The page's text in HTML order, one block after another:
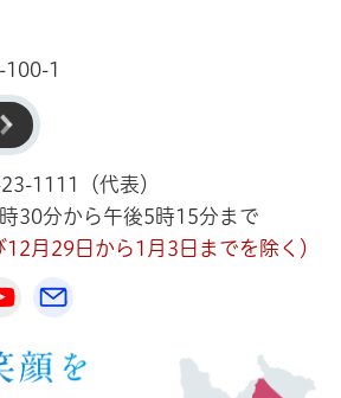
1
1111（代表）
30分から午後5時15分まで
12月29日から1月3日までを除く）
式X
萩市公式LINE
高萩市YouTube公式チャンネル